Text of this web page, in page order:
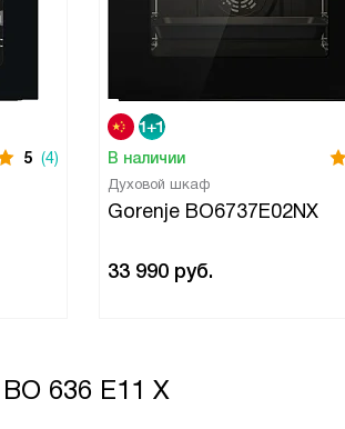
5 (4) В наличии
Духовой шкаф
Gorenje BO6737E02NX
33 990 руб.
BO 636 E11 X